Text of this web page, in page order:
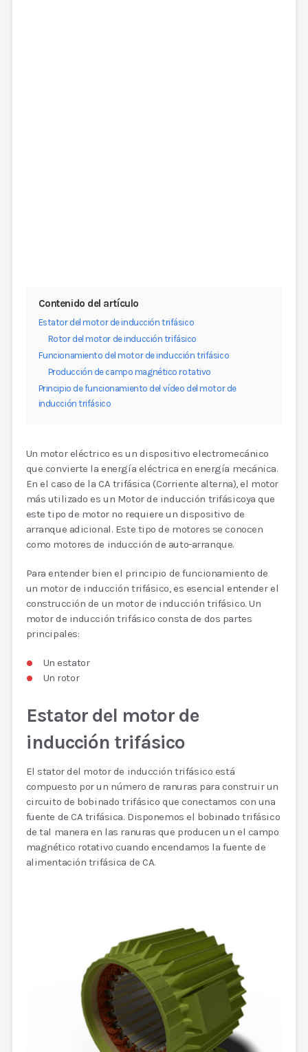
Contenido del artículo
Estator del motor de inducción trifásico
Rotor del motor de inducción trifásico
Funcionamiento del motor de inducción trifásico
Producción de campo magnético rotativo
Principio de funcionamiento del vídeo del motor de
inducción trifásico
Un motor eléctrico es un dispositivo electromecánico
que convierte la energía eléctrica en energía mecánica.
En el caso de la CA trifásica (Corriente alterna), el motor
más utilizado es un Motor de inducción trifásicoya que
este tipo de motor no requiere un dispositivo de
arranque adicional. Este tipo de motores se conocen
como motores de inducción de auto-arranque.
Para entender bien el principio de funcionamiento de
un motor de inducción trifásico, es esencial entender el
construcción de un motor de inducción trifásico. Un
motor de inducción trifásico consta de dos partes
principales:
Un estator
Un rotor
Estator del motor de
inducción trifásico
El stator del motor de inducción trifásico está
compuesto por un número de ranuras para construir un
circuito de bobinado trifásico que conectamos con una
fuente de CA trifásica. Disponemos el bobinado trifásico
de tal manera en las ranuras que producen un el campo
magnético rotativo cuando encendamos la fuente de
alimentación trifásica de CA.